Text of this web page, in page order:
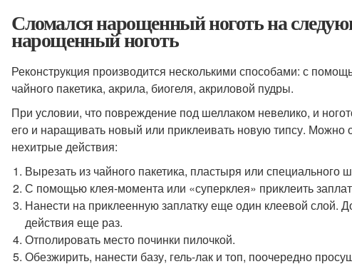
Сломался нарощенный ноготь на
нарощенный ноготь
Реконструкция производится несколькими способами: с
чайного пакетика, акрила, биогеля, акриловой пудры.
При условии, что повреждение под шеллаком невелико, и
его и наращивать новый или приклеивать новую типсу.
нехитрые действия:
Вырезать из чайного пакетика, пластыря или специального
С помощью клея-момента или «суперклея» приклеить
Нанести на приклеенную заплатку еще один клеевой слой.
действия еще раз.
Отполировать место починки пилочкой.
Обезжирить, нанести базу, гель-лак и топ, поочередно